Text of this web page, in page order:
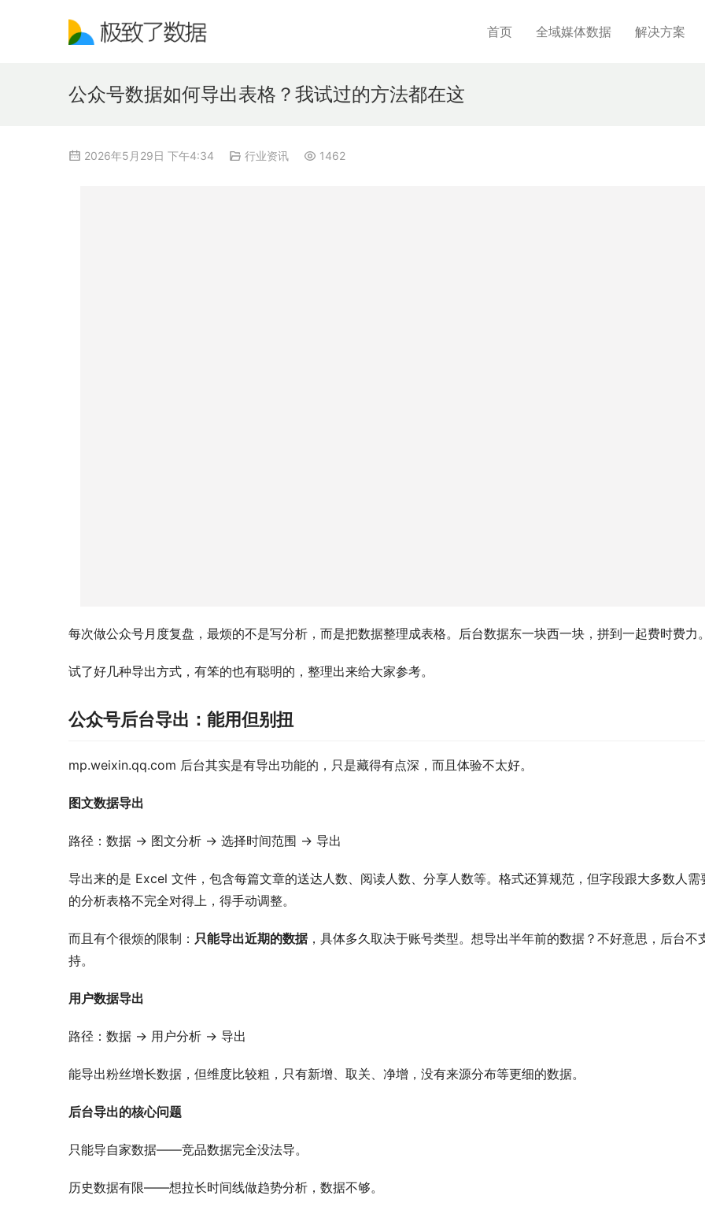
首页 全域媒体数据 解决方案
公众号数据如何导出表格？我试过的方法都在这
2026年5月29日 下午4:34 行业资讯 1462
每次做公众号月度复盘，最烦的不是写分析，而是把数据整理成表格。后台数据东一块西一块，拼到一起费时费力
试了好几种导出方式，有笨的也有聪明的，整理出来给大家参考。
公众号后台导出：能用但别扭
mp.weixin.qq.com 后台其实是有导出功能的，只是藏得有点深，而且体验不太好。
图文数据导出
路径：数据 → 图文分析 → 选择时间范围 → 导出
导出来的是 Excel 文件，包含每篇文章的送达人数、阅读人数、分享人数等。格式还算规范，但字段跟大多数人需
的分析表格不完全对得上，得手动调整。
而且有个很烦的限制： 只能导出近期的数据，具体多久取决于账号类型。想导出半年前的数据？不好意思，后台不
持。
用户数据导出
路径：数据 → 用户分析 → 导出
能导出粉丝增长数据，但维度比较粗，只有新增、取关、净增，没有来源分布等更细的数据。
后台导出的核心问题
只能导自家数据——竞品数据完全没法导。
历史数据有限——想拉长时间线做趋势分析，数据不够。